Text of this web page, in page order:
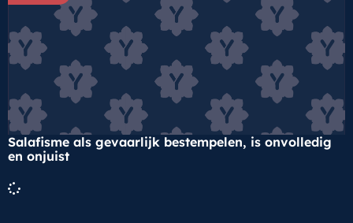
Salafisme als gevaarlijk bestempelen, is onvolledig
en onjuist